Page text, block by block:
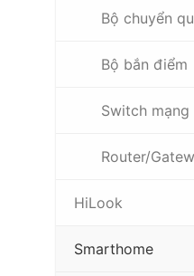
Bộ chuyển
Bộ bắn điểm
Switch mạng
Router/
HiLook
Smarthome